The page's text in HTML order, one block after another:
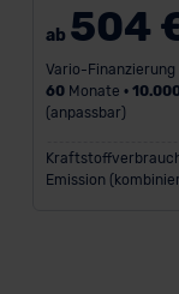
ab 504
Vario-Finanzierung
60Monate •
(anpassbar)
Emission